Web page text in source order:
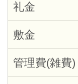
礼金
敷金
管理費(雑費)